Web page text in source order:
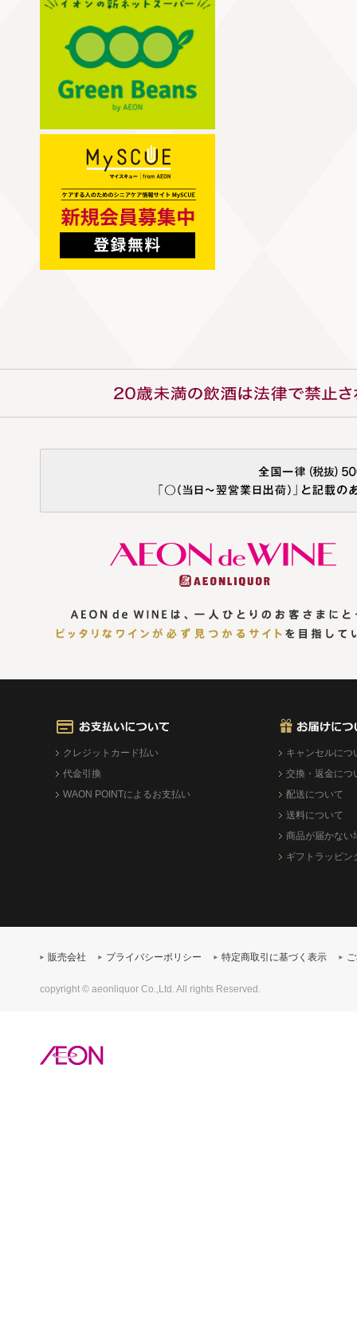
クレジットカード払い
代金引換
WAON POINTによるお支払い
キャンセルにつ
交換・返金につ
配送について
送料について
商品が届かない
ギフトラッピン
販売会社 プライバシーポリシー 特定商取引に基づく表示
copyright © aeonliquor Co.,Ltd. All rights Reserved.